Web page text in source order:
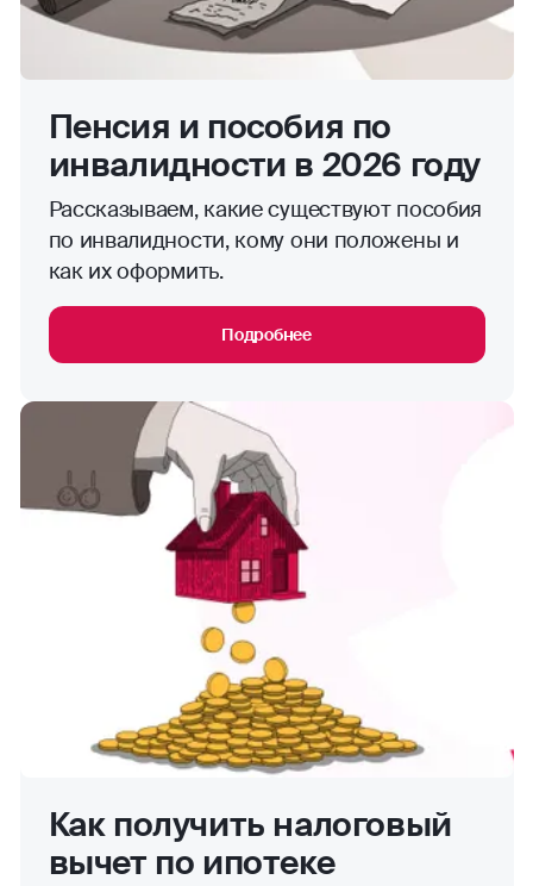
Пенсия и пособия по
инвалидности в 2026 году
Рассказываем, какие существуют пособия
по инвалидности, кому они положены и
как их оформить.
Подробнее
Как получить налоговый
вычет по ипотеке